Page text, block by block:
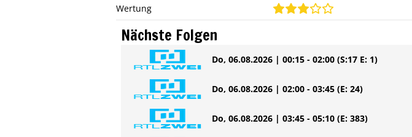
Wertung
Nächste Folgen
Do, 06.08.2026 | 00:15 - 02:00 (S:17 E: 1)
Do, 06.08.2026 | 02:00 - 03:45 (E: 24)
Do, 06.08.2026 | 03:45 - 05:10 (E: 383)